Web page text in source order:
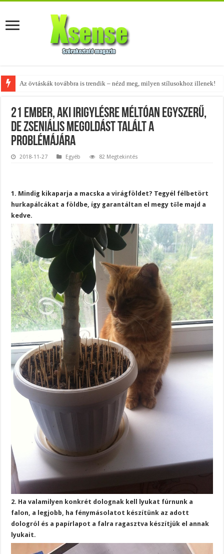
Az övtáskák továbbra is trendik – nézd meg, milyen stílusokhoz illenek!
A tökéletes táskák férfiaknak – fedezd fel az 5 legjobb fazont!
21 ember, aki irigylésre méltóan egyszerű,
de zseniális megoldást talált a
problémájára
2018-11-27 Egyéb 82 Megtekintés
1. Mindig kikaparja a macska a virágföldet? Tegyél félbetört
hurkapálcákat a földbe, így garantáltan el megy tőle majd a
kedve.
2. Ha valamilyen konkrét dolognak kell lyukat fúrnunk a
falon, a legjobb, ha fénymásolatot készítünk az adott
dologról és a papírlapot a falra ragasztva készítjük el annak
lyukait.